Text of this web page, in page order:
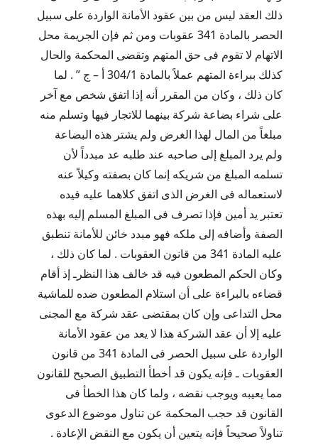
ذلك العقد ليس من بين عقود الأمانة الواردة على سبيل
الحصر بالمادة 341 عقوبات ومن ثم فإن الجريمة محل
الاتهام لا تقوم فى حق المتهم وتقضى المحكمة والحال
كذلك ببراءة المتهم عملاً بالمادة 304/1 أ – ج ” . لما
كان ذلك ، وكان من المقرر أنه إذا اتفق شخص مع آخر
على شراء بضاعة شركة بينهما للاتجار فيها وتسلم منه
مبلغاً من المال لهذا الغرض ولم يشتر هذه البضاعة
ولم يرد المبلغ إلى صاحبه عند طلبه عد مبدداً لأن
تسلمه المبلغ من شريكه إنما كان بصفته وكيلاً عنه
لاستعماله فى الغرض الذى اتفق كلاهما عليه فيده
تعتبر يد أمين فإذا تصرف فى المبلغ المسلم إليه بهذه
الصفة وأضافه إلى ملكه فهو مبدد خائن للأمانة تنطبق
عليه المادة 341 من قانون العقوبات . لما كان ذلك ،
وكان الحكم المطعون فيه قد خالف هذا النظرـ إذ أقام
قضاءه بالبراءة على أن استلام المطعون ضده للماشية
محل التداعى وإن كان بمقتضى عقد شركة مع المجنى
عليه إلا أن عقد الشركة هذا لا يعد من عقود الأمانة
الواردة على سبيل الحصر فى المادة 341 من قانون
العقوبات ـ فإنه يكون قد أخطأ التطبيق الصحيح للقانون
مما يعيبه ويوجب نقضه ، ولما كان هذا الخطأ فى
القانون قد حجب المحكمة عن تناول موضوع الدعوى
تناولاً صحيحاً فإنه يتعين أن يكون مع النقض الإعادة .